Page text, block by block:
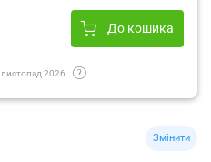
До кошика
листопад 2026
Змінити